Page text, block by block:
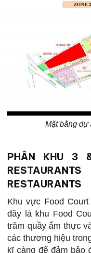
Mặt bằng dự
PHÂN KHU 3
RESTAURANTS
Khu vực Food
đây là khu Food
trăm quầy ẩm thực
các thương hiệu
kĩ càng để đảm bảo